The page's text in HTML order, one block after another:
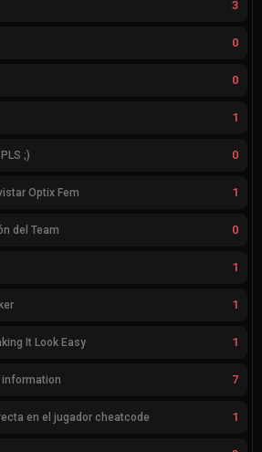
3
0
0
1
;) 0
Optix Fem 1
del Team 0
1
1
It Look Easy 1
information 7
en el jugador cheatcode 1